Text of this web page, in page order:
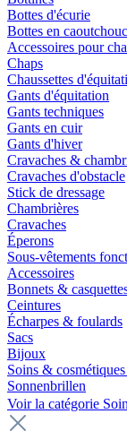
Bottes d'écurie
Bottes en caoutchouc
Accessoires pour
Chaps
Chaussettes
Gants d'équitation
Gants techniques
Gants en cuir
Gants d'hiver
Cravaches &
Cravaches d'obstacle
Stick de dressage
Chambrières
Cravaches
Éperons
Sous-vêtements
Accessoires
Bonnets &
Ceintures
Écharpes & foulards
Sacs
Bijoux
Soins &
Sonnenbrillen
Voir la catégorie